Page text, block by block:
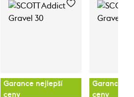
Garance nejlepší
ceny
Garance
ceny